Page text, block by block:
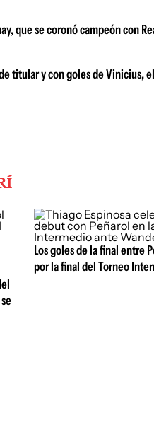
que se coronó campeón con
titular y con goles de Vinicius,
Los goles de la final entre
por la final del Torneo